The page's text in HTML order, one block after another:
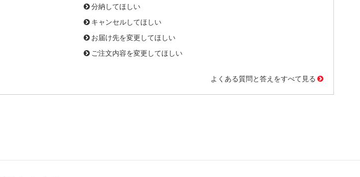
分納してほしい
キャンセルしてほしい
お届け先を変更してほしい
ご注文内容を変更してほしい
よくある質問と答えをすべて見る